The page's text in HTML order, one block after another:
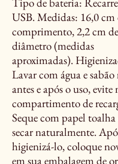
USB. Medidas: 16,0 cm
comprimento, 2,2 cm de
diâmetro (medidas
aproximadas).
Lavar com água e
antes e após o uso,
compartimento de
Seque com papel
secar naturalmente.
higienizá-lo, coloque
em sua embalagem de